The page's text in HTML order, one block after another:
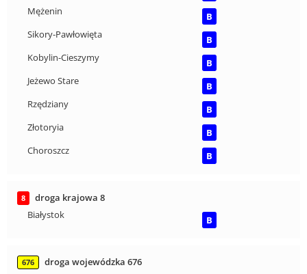
Mężenin
B
Sikory-Pawłowięta
B
Kobylin-Cieszymy
B
Jeżewo Stare
B
Rzędziany
B
Złotoryia
B
Choroszcz
B
8
droga krajowa 8
Białystok
B
676
droga wojewódzka 676